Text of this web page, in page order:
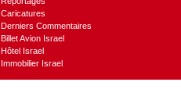
Caricatures
Derniers Commentaires
Billet Avion Israel
Hôtel Israel
Immobilier Israel